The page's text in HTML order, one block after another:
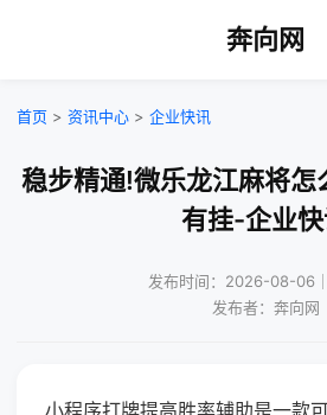
奔向网
首页 > 资讯中心 > 企业快讯
稳步精通!微乐龙江麻将怎
有挂-企业
发布时间：2026-08-06
发布者：奔向网
小程序打牌提高胜率辅助是一款